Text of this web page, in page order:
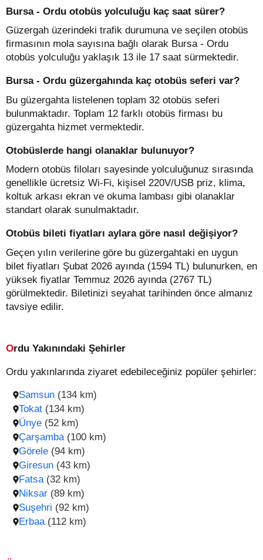
Bursa - Ordu otobüs yolculuğu kaç saat sürer?
Güzergah üzerindeki trafik durumuna ve seçilen otobüs
firmasının mola sayısına bağlı olarak Bursa - Ordu
otobüs yolculuğu yaklaşık 13 ile 17 saat sürmektedir.
Bursa - Ordu güzergahında kaç otobüs seferi var?
Bu güzergahta listelenen toplam 32 otobüs seferi
bulunmaktadır. Toplam 12 farklı otobüs firması bu
güzergahta hizmet vermektedir.
Otobüslerde hangi olanaklar bulunuyor?
Modern otobüs filoları sayesinde yolculuğunuz sırasında
genellikle ücretsiz Wi-Fi, kişisel 220V/USB priz, klima,
koltuk arkası ekran ve okuma lambası gibi olanaklar
standart olarak sunulmaktadır.
Otobüs bileti fiyatları aylara göre nasıl değişiyor?
Geçen yılın verilerine göre bu güzergahtaki en uygun
bilet fiyatları Şubat 2026 ayında (1594 TL) bulunurken, en
yüksek fiyatlar Temmuz 2026 ayında (2767 TL)
görülmektedir. Biletinizi seyahat tarihinden önce almanız
tavsiye edilir.
Ordu Yakınındaki Şehirler
Ordu yakınlarında ziyaret edebileceğiniz popüler şehirler:
Samsun (134 km)
Giresun (43 km)
Tokat (134 km)
Fatsa (32 km)
Ünye (52 km)
Niksar (89 km)
Çarşamba (100 km)
Suşehri (92 km)
Görele (94 km)
Erbaa (112 km)